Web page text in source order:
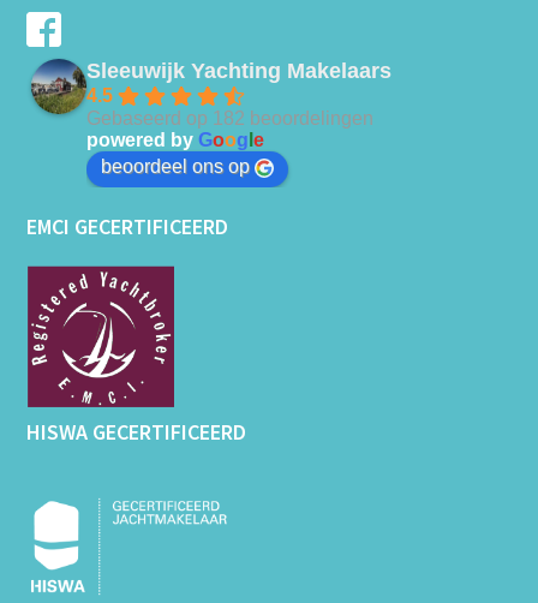
Sleeuwijk Yachting Makelaars
4.5
Gebaseerd op 182 beoordelingen
powered byGoog le
beoordeel ons op
EMCI GECERTIFICEERD
HISWA GECERTIFICEERD